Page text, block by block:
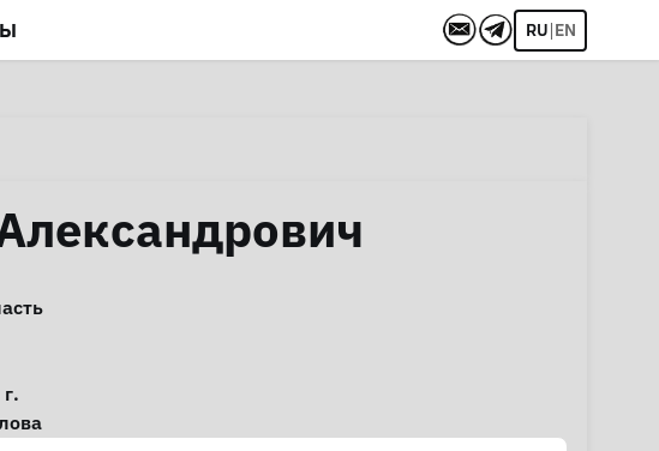
RU|EN